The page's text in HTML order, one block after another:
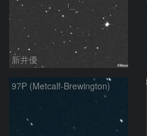
新井優
97P (Metcalf-Brewington)